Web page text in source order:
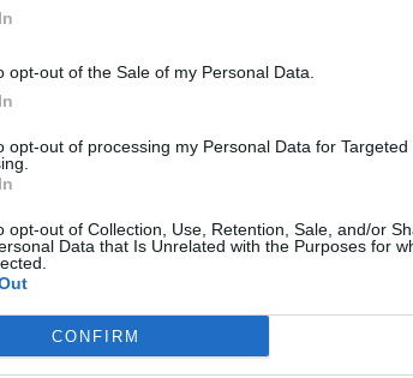
opt-out of the Sale of my Personal Data.
opt-out of processing my Personal Data for Targeted
opt-out of Collection, Use, Retention, Sale, and/or
Data that Is Unrelated with the Purposes for
CONFIRM
sul Monte Verità
monte Verità, accessibile al pubblico, è un luogo di
cui ritrovare la calma e l’energia della natura
Guarda l'archivio